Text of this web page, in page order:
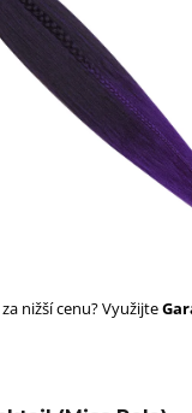
nižší cenu? Využijte